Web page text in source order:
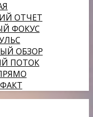
ОТЧЕТ
ФОКУС
ОБЗОР
ПОТОК